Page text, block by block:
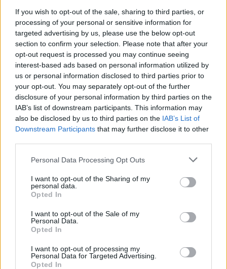
If you wish to opt-out of the sale, sharing to third parties, or
processing of your personal or sensitive information for
targeted advertising by us, please use the below opt-out
section to confirm your selection. Please note that after your
opt-out request is processed you may continue seeing
interest-based ads based on personal information utilized by
us or personal information disclosed to third parties prior to
your opt-out. You may separately opt-out of the further
disclosure of your personal information by third parties on the
IAB’s list of downstream participants. This information may
also be disclosed by us to third parties on the IAB’s List of
Downstream Participants that may further disclose it to other
Please note that this website/app uses one or more Google
not limited to your visit or usage behaviour. You may click to
grant or deny consent to Google and its third-party tags to
use your data for below specified purposes in below Google
consent section.
Personal Data Processing Opt Outs
I want to opt-out of the Sharing of my
personal data.
Opted In
I want to opt-out of the Sale of my
Personal Data.
Opted In
I want to opt-out of processing my
Personal Data for Targeted Advertising.
Opted In
en natuur is cruciaal voor een duurzame toekomst.
Creativiteit in de kunst
In Amsterdam-Oosterpark zijn er muizen die vrij
rondlopen als onderdeel van een kunstproject.
roept vragen op over de rol van kunst in het
dagelijks levenen hoe creativiteit kan worden
gebruikt om maatschappelijke thema’s aan de kaak